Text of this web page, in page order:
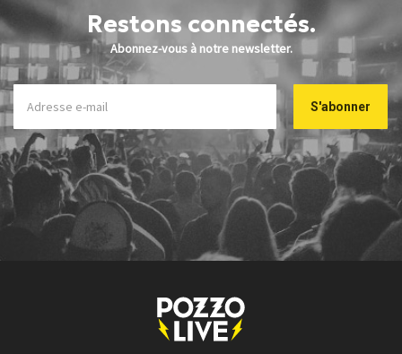
Restons connectés.
Abonnez-vous à notre newsletter.